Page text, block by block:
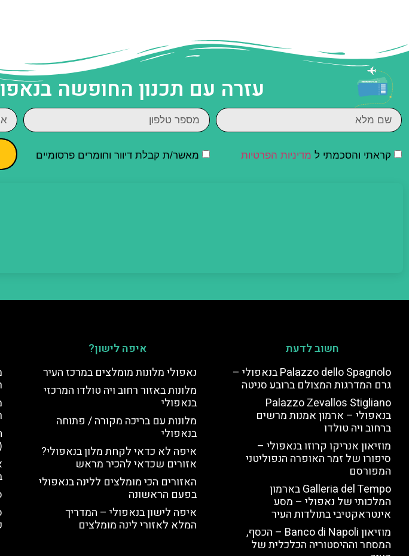
עזרה עם תכנון החופשה
קראתי והסכמתי ל מדיניות הפרטיות מאשר/ת קבלת דיוור וחומרים פרסומיים
חשוב לדעת
Palazzo dello Spagnolo בנאפולי –
גרם המדרגות המצולם ברובע סניטה
Palazzo Zevallos Stigliano
בנאפולי – ארמון אמנות מרשים
ברחוב ויה טולדו
מוזיאון אנריקו קרוזו בנאפולי –
סיפורו של זמר האופרה הנפוליטני
המפורסם
Galleria del Tempo בארמון
המלכותי של נאפולי – מסע
אינטראקטיבי בתולדות העיר
מוזיאון Banco di Napoli – הכסף,
המסחר וההיסטוריה הכלכלית של
איפה לישון?
נאפולי מלונות מומלצים במרכז העיר
מלונות באזור רחוב ויה טולדו המרכזי
בנאפולי
מלונות עם בריכה מקורה / פתוחה
בנאפולי
איפה לא כדאי לקחת מלון בנאפולי?
אזורים שכדאי להכיר מראש
האזורים הכי מומלצים ללינה בנאפולי
בפעם הראשונה
איפה לישון בנאפולי – המדריך
המלא לאזורי לינה מומלצים
di Napoli)